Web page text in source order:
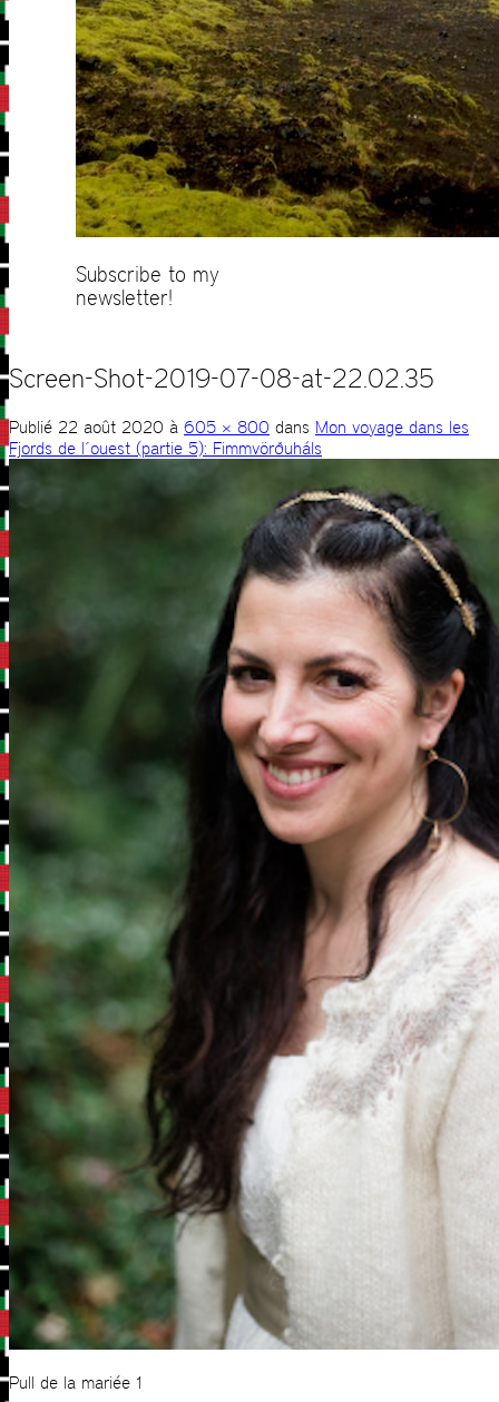
Subscribe to my
newsletter!
Screen-Shot-2019-07-08-at-22.02.35
Publié 22 août 2020 à 605 × 800 dans Mon voyage dans les
Fjords de l´ouest (partie 5): Fimmvörðuháls
Pull de la mariée 1